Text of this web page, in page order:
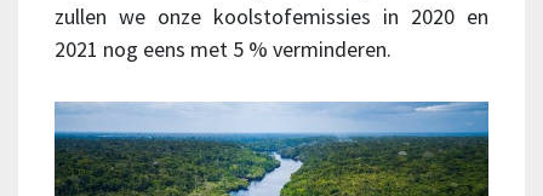
zullen we onze koolstofemissies in 2020 en
2021 nog eens met 5 % verminderen.